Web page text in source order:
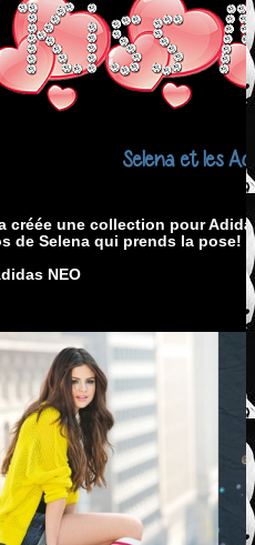
Selena et les
créée une collection pour
de Selena qui prends la pose!
NEO